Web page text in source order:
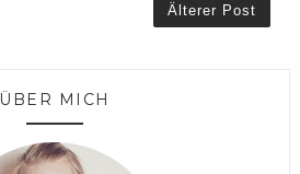
Älterer Post
ÜBER MICH